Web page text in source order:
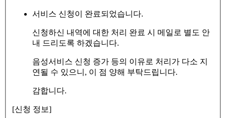
서비스 신청이 완료되었습니다.
신청하신 내역에 대한 처리 완료 시 메일로 별도 안
내 드리도록 하겠습니다.
음성서비스 신청 증가 등의 이유로 처리가 다소 지
연될 수 있으니, 이 점 양해 부탁드립니다.
감합니다.
[신청 정보]